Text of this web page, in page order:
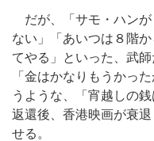
だが、「サモ・ハンが
ない」「あいつは８階
てやる」といった、武
「金はかなりもうかっ
うような、「宵越しの
返還後、香港映画が衰
せる。